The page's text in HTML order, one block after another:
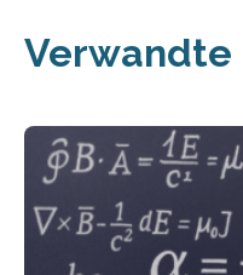
Verwandte